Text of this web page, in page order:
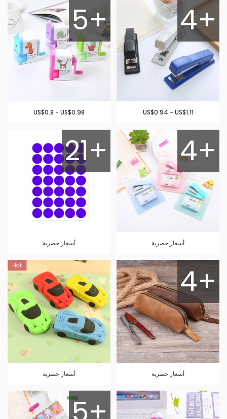
4+
US$0.94 - US$1.11
5+
US$0.8 - US$0.98
4+
أسعار حصرية
21+
أسعار حصرية
4+
أسعار حصرية أسعار حصرية